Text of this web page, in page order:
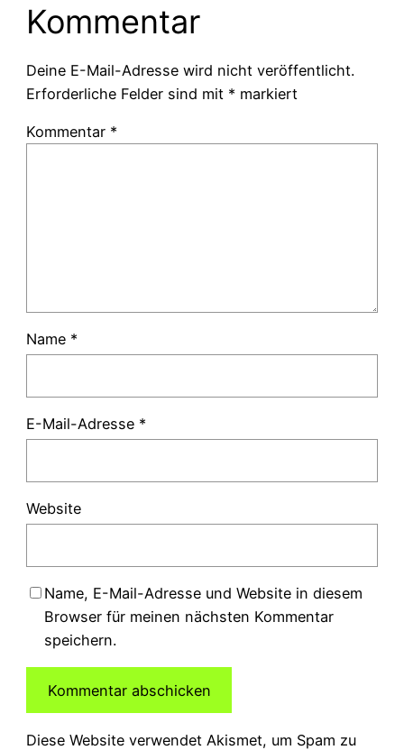
Kommentar
Deine E-Mail-Adresse wird nicht veröffentlicht.
Erforderliche Felder sind mit * markiert
Kommentar *
Name *
E-Mail-Adresse *
Website
Name, E-Mail-Adresse und Website in diesem
Browser für meinen nächsten Kommentar
speichern.
Diese Website verwendet Akismet, um Spam zu